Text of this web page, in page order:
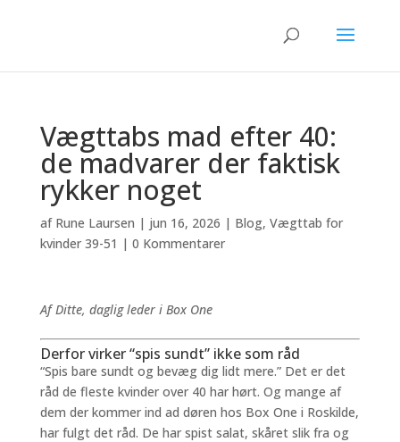
Vægttabs mad efter 40:
de madvarer der faktisk
rykker noget
af Rune Laursen | jun 16, 2026 | Blog, Vægttab for
kvinder 39-51 | 0 Kommentarer
Af Ditte, daglig leder i Box One
Derfor virker “spis sundt” ikke som råd
“Spis bare sundt og bevæg dig lidt mere.” Det er det
råd de fleste kvinder over 40 har hørt. Og mange af
dem der kommer ind ad døren hos Box One i Roskilde,
har fulgt det råd. De har spist salat, skåret slik fra og